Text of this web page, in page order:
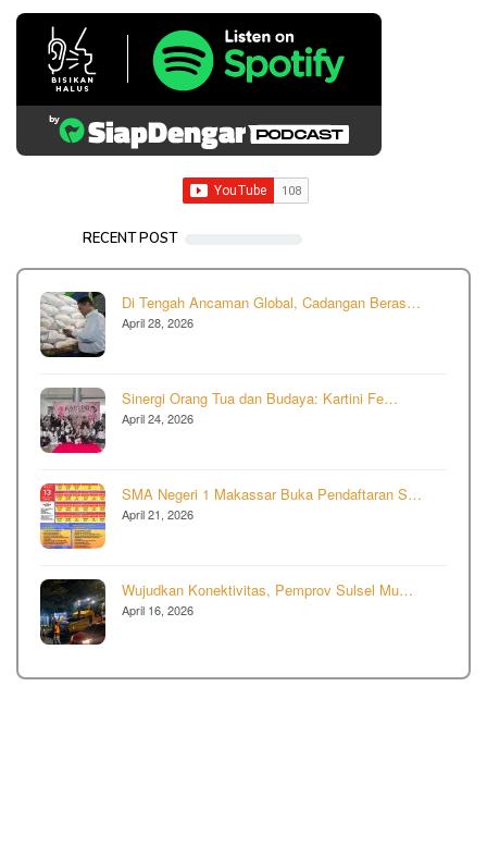
RECENT POST
Di Tengah Ancaman Global, Cadangan Beras…
April 28, 2026
Sinergi Orang Tua dan Budaya: Kartini Fe…
April 24, 2026
SMA Negeri 1 Makassar Buka Pendaftaran S…
April 21, 2026
Wujudkan Konektivitas, Pemprov Sulsel Mu…
April 16, 2026